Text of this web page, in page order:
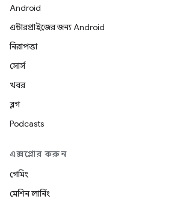
Android
এন্টারপ্রাইজের জন্য Android
নিরাপত্তা
সোর্স
খবর
ব্লগ
Podcasts
এক্সপ্লোর করুন
গেমিং
মেশিন লার্নিং